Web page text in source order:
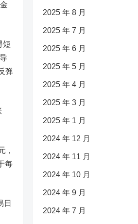
短
弹
，
每
日
2025 年 8 月
2025 年 7 月
2025 年 6 月
2025 年 5 月
2025 年 4 月
2025 年 3 月
2025 年 1 月
2024 年 12 月
2024 年 11 月
2024 年 10 月
2024 年 9 月
2024 年 7 月